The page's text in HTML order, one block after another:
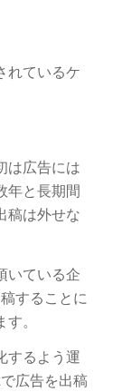
れているケ
は広告には
年と長期間
稿は外せな
いている企
することに
。
するよう運
広告を出稿